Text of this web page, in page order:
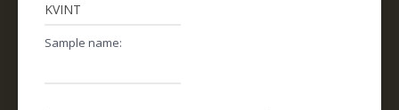
Sample name: